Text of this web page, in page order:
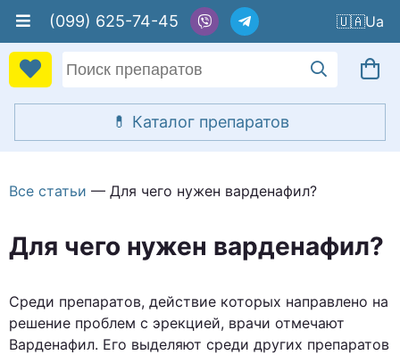
(099) 625-74-45 🇺🇦
Все статьи — Для чего нужен варденафил?
Для чего нужен варденафил?
Среди препаратов, действие которых направлено на
решение проблем с эрекцией, врачи отмечают
Варденафил. Его выделяют среди других препаратов